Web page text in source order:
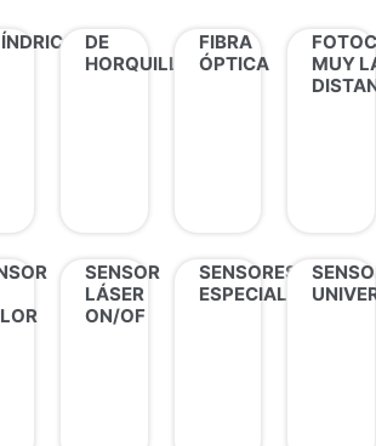
DE
HORQUILLA
FIBRA
ÓPTICA
MUY
SENSOR
LÁSER
ON/OF
SENSORES
ESPECIALES